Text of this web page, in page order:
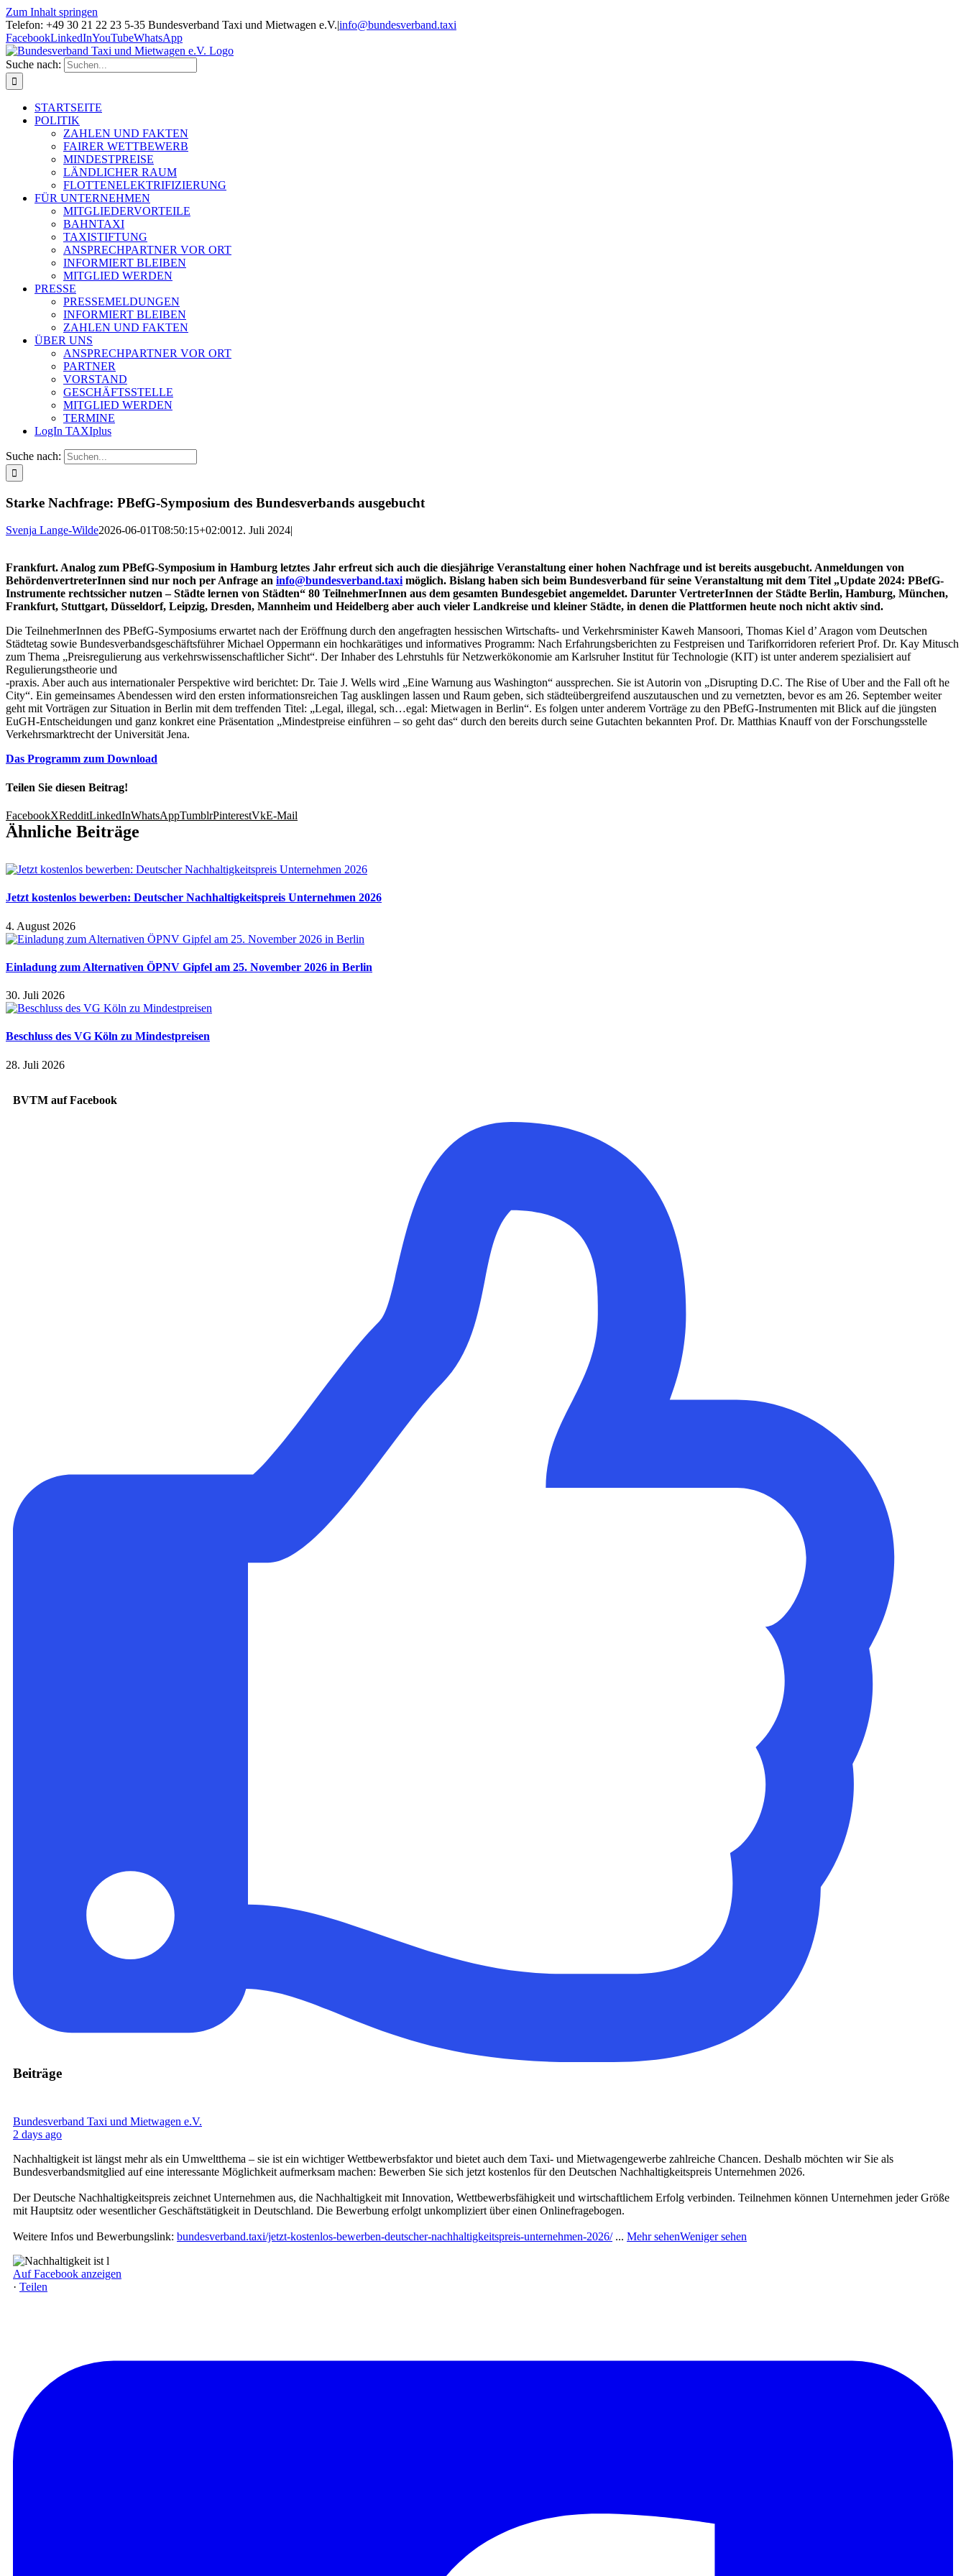
Zum Inhalt springen
Telefon: +49 30 21 22 23 5-35 Bundesverband Taxi und Mietwagen e.V.|info@bundesverband.taxi
FacebookLinkedInYouTubeWhatsApp
Suche nach:
STARTSEITE
POLITIK
ZAHLEN UND FAKTEN
FAIRER WETTBEWERB
MINDESTPREISE
LÄNDLICHER RAUM
FLOTTENELEKTRIFIZIERUNG
FÜR UNTERNEHMEN
MITGLIEDERVORTEILE
BAHNTAXI
TAXISTIFTUNG
ANSPRECHPARTNER VOR ORT
INFORMIERT BLEIBEN
MITGLIED WERDEN
PRESSE
PRESSEMELDUNGEN
INFORMIERT BLEIBEN
ZAHLEN UND FAKTEN
ÜBER UNS
ANSPRECHPARTNER VOR ORT
PARTNER
VORSTAND
GESCHÄFTSSTELLE
MITGLIED WERDEN
TERMINE
LogIn TAXIplus
Suche nach:
Starke Nachfrage: PBefG-Symposium des Bundesverbands ausgebucht
Svenja Lange-Wilde2026-06-01T08:50:15+02:0012. Juli 2024|
Frankfurt. Analog zum PBefG-Symposium in Hamburg letztes Jahr erfreut sich auch die diesjährige Veranstaltung einer hohen Nachfrage und ist bereits ausgebucht. Anmeldungen von
BehördenvertreterInnen sind nur noch per Anfrage an info@bundesverband.taximöglich. Bislang haben sich beim Bundesverband für seine Veranstaltung mit dem Titel „Update 2024: PBefG-
Instrumente rechtssicher nutzen – Städte lernen von Städten“ 80 TeilnehmerInnen aus dem gesamten Bundesgebiet angemeldet. Darunter VertreterInnen der Städte Berlin, Hamburg, München,
Frankfurt, Stuttgart, Düsseldorf, Leipzig, Dresden, Mannheim und Heidelberg aber auch vieler Landkreise und kleiner Städte, in denen die Plattformen heute noch nicht aktiv sind.
Die TeilnehmerInnen des PBefG-Symposiums erwartet nach der Eröffnung durch den angefragten hessischen Wirtschafts- und Verkehrsminister Kaweh Mansoori, Thomas Kiel d’ Aragon vom Deutschen
Städtetag sowie Bundesverbandsgeschäftsführer Michael Oppermann ein hochkarätiges und informatives Programm: Nach Erfahrungsberichten zu Festpreisen und Tarifkorridoren referiert Prof. Dr. Kay Mitusch
zum Thema „Preisregulierung aus verkehrswissenschaftlicher Sicht“. Der Inhaber des Lehrstuhls für Netzwerkökonomie am Karlsruher Institut für Technologie (KIT) ist unter anderem spezialisiert auf
Regulierungstheorie und
-praxis. Aber auch aus internationaler Perspektive wird berichtet: Dr. Taie J. Wells wird „Eine Warnung aus Washington“ aussprechen. Sie ist Autorin von „Disrupting D.C. The Rise of Uber and the Fall oft he
City“. Ein gemeinsames Abendessen wird den ersten informationsreichen Tag ausklingen lassen und Raum geben, sich städteübergreifend auszutauschen und zu vernetzten, bevor es am 26. September weiter
geht mit Vorträgen zur Situation in Berlin mit dem treffenden Titel: „Legal, illegal, sch…egal: Mietwagen in Berlin“. Es folgen unter anderem Vorträge zu den PBefG-Instrumenten mit Blick auf die jüngsten
EuGH-Entscheidungen und ganz konkret eine Präsentation „Mindestpreise einführen – so geht das“ durch den bereits durch seine Gutachten bekannten Prof. Dr. Matthias Knauff von der Forschungsstelle
Verkehrsmarktrecht der Universität Jena.
Das Programm zum Download
Teilen Sie diesen Beitrag!
FacebookXRedditLinkedInWhatsAppTumblrPinterestVkE-Mail
Ähnliche Beiträge
Jetzt kostenlos bewerben: Deutscher Nachhaltigkeitspreis Unternehmen 2026
4. August 2026
Einladung zum Alternativen ÖPNV Gipfel am 25. November 2026 in Berlin
30. Juli 2026
Beschluss des VG Köln zu Mindestpreisen
28. Juli 2026
BVTM auf Facebook
Beiträge
Bundesverband Taxi und Mietwagen e.V.
2 days ago
Nachhaltigkeit ist längst mehr als ein Umweltthema – sie ist ein wichtiger Wettbewerbsfaktor und bietet auch dem Taxi- und Mietwagengewerbe zahlreiche Chancen. Deshalb möchten wir Sie als
Bundesverbandsmitglied auf eine interessante Möglichkeit aufmerksam machen: Bewerben Sie sich jetzt kostenlos für den Deutschen Nachhaltigkeitspreis Unternehmen 2026.
Der Deutsche Nachhaltigkeitspreis zeichnet Unternehmen aus, die Nachhaltigkeit mit Innovation, Wettbewerbsfähigkeit und wirtschaftlichem Erfolg verbinden. Teilnehmen können Unternehmen jeder Größe
mit Hauptsitz oder wesentlicher Geschäftstätigkeit in Deutschland. Die Bewerbung erfolgt unkompliziert über einen Onlinefragebogen.
Weitere Infos und Bewerbungslink: bundesverband.taxi/jetzt-kostenlos-bewerben-deutscher-nachhaltigkeitspreis-unternehmen-2026/ ... Mehr sehenWeniger sehen
Auf Facebook anzeigen
· Teilen